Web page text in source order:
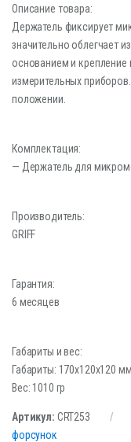
Описание товара:
Держатель фиксирует
значительно облегчает
основанием и крепление
измерительных
положении.
Комплектация:
— Держатель для
Производитель:
GRIFF
Гарантия:
6 месяцев
Габариты и вес:
Габариты: 170х120х120 мм
Вес: 1010 гр
Артикул: CRT253
форсунок